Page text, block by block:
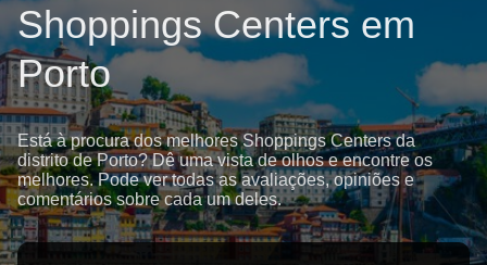
Shoppings Centers em
Porto
Está à procura dos melhores Shoppings Centers da
distrito de Porto? Dê uma vista de olhos e encontre os
melhores. Pode ver todas as avaliações, opiniões e
comentários sobre cada um deles.